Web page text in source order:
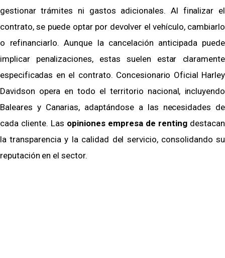
gestionar trámites ni gastos adicionales. Al finalizar el
contrato, se puede optar por devolver el vehículo, cambiarlo
o refinanciarlo. Aunque la cancelación anticipada puede
implicar penalizaciones, estas suelen estar claramente
especificadas en el contrato. Concesionario Oficial Harley
Davidson opera en todo el territorio nacional, incluyendo
Baleares y Canarias, adaptándose a las necesidades de
cada cliente. Las opiniones empresa de renting destacan
la transparencia y la calidad del servicio, consolidando su
reputación en el sector.